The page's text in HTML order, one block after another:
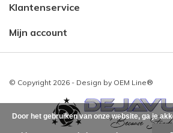
Klantenservice
Mijn account
© Copyright 2026 - Design by OEM Line®
Door het gebruiken van onze website, ga je